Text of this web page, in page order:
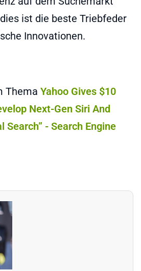
ist die beste Triebfeder
Innovationen.
Thema Yahoo Gives $10
Next-Gen Siri And
Search” - Search Engine